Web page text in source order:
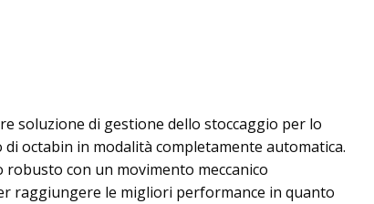
soluzione di gestione dello stoccaggio per lo
octabin in modalità completamente automatica.
con un movimento meccanico
raggiungere le migliori performance in quanto